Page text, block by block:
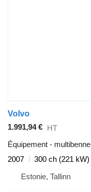
Volvo
1.991,94 € HT
Équipement - multibenne
2007
300 ch (221 kW)
Estonie, Tallinn